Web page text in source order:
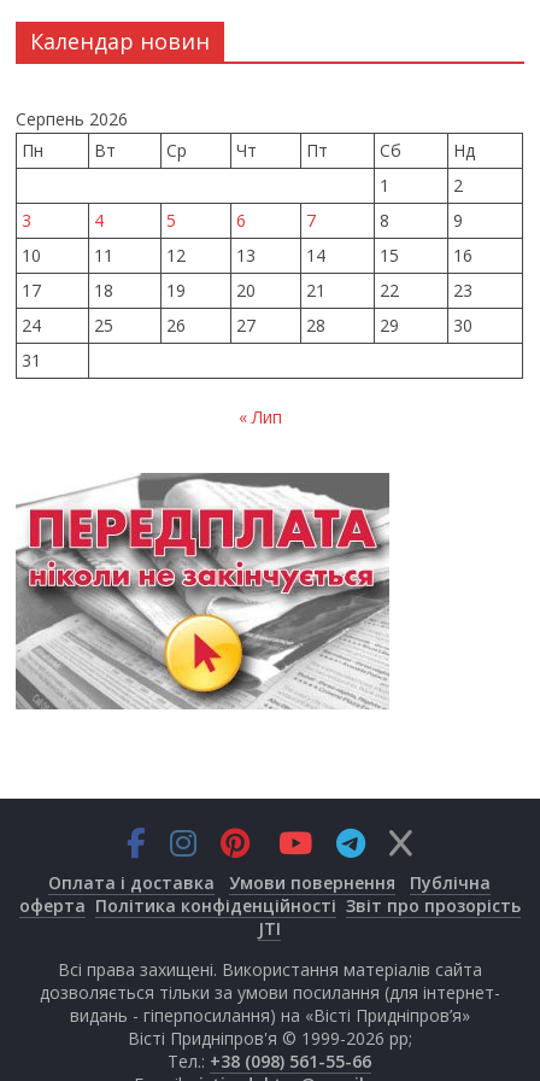
Календар новин
Серпень 2026
Пн
Вт Ср Чт Пт Сб
Нд
1
2
3
4 5 6 7 8
9
10
11 12 13 14 15
16
17
18 19 20 21 22
23
24
25 26 27 28 29
30
31
« Лип
Оплата і доставка Умови повернення
Публічна
оферта Політика конфіденційності Звіт про прозорість
JTI
Всі права захищені. Використання матеріалів сайта
дозволяється тільки за умови посилання (для інтернет-
видань - гіперпосилання) на «Вісті Придніпров’я»
Вісті Придніпров'я © 1999-2026 рр;
Тел.: +38 (098) 561-55-66